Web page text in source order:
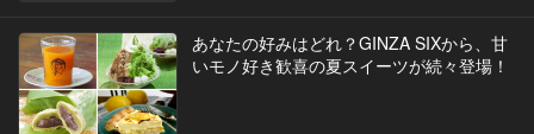
あなたの好みはどれ？GINZA SIXから、甘
いモノ好き歓喜の夏スイーツが続々登場！